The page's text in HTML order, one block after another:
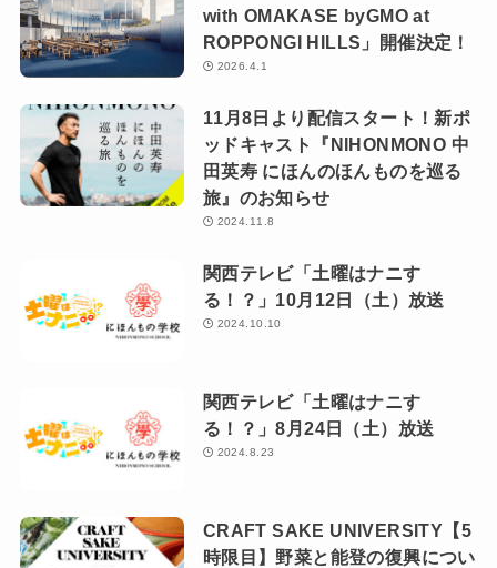
with OMAKASE byGMO at
ROPPONGI HILLS」開催決定！
2026.4.1
11月8日より配信スタート！新ポ
ッドキャスト『NIHONMONO 中
田英寿 にほんのほんものを巡る
旅』のお知らせ
2024.11.8
関西テレビ「土曜はナニす
る！？」10月12日（土）放送
2024.10.10
関西テレビ「土曜はナニす
る！？」8月24日（土）放送
2024.8.23
CRAFT SAKE UNIVERSITY【5
時限目】野菜と能登の復興につい